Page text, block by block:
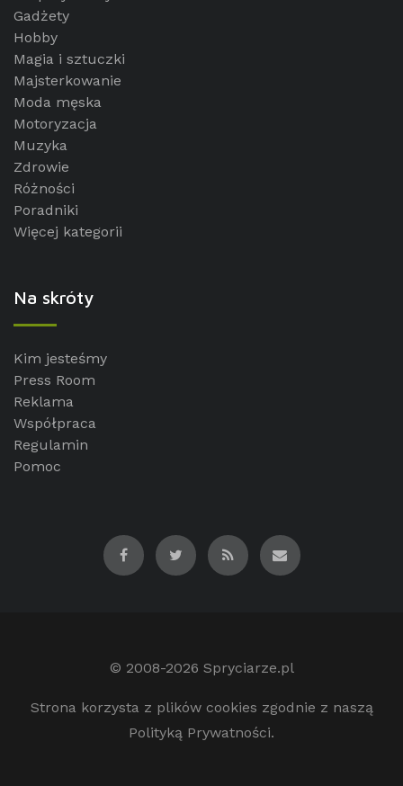
Gadżety
Hobby
Magia i sztuczki
Majsterkowanie
Moda męska
Motoryzacja
Muzyka
Zdrowie
Różności
Poradniki
Więcej kategorii
Na skróty
Kim jesteśmy
Press Room
Reklama
Współpraca
Regulamin
Pomoc
© 2008-2026 Spryciarze.pl
Strona korzysta z plików cookies zgodnie z naszą
Polityką Prywatności.